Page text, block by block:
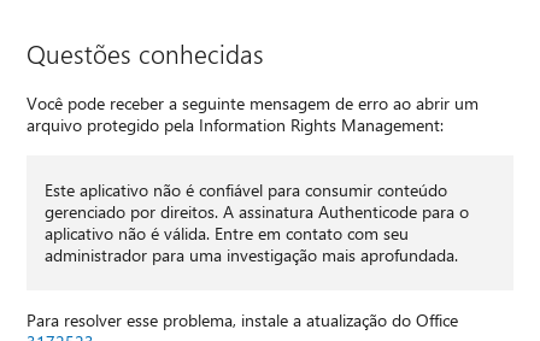
Questões conhecidas
Você pode receber a seguinte mensagem de erro ao abrir um
arquivo protegido pela Information Rights Management:
Este aplicativo não é confiável para consumir conteúdo
gerenciado por direitos. A assinatura Authenticode para o
aplicativo não é válida. Entre em contato com seu
administrador para uma investigação mais aprofundada.
Para resolver esse problema, instale a atualização do Office